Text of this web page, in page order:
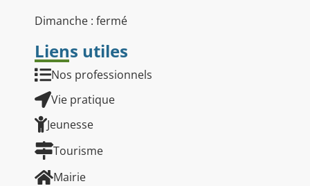
Dimanche : fermé
Liens utiles
Nos professionnels
Vie pratique
Jeunesse
Tourisme
Mairie